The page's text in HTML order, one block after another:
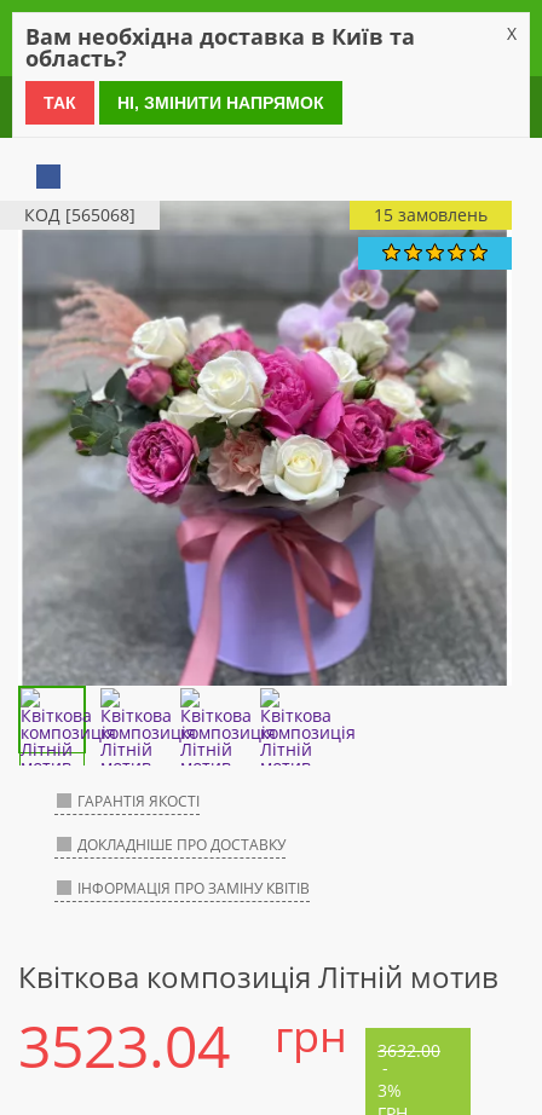
0 800 21 54 55
КОД [565068] 15 замовлень
ГАРАНТІЯ ЯКОСТІ
ДОКЛАДНІШЕ ПРО ДОСТАВКУ
ІНФОРМАЦІЯ ПРО ЗАМІНУ КВІТІВ
Квіткова композиція Літній мотив
3523.04 грн 3632.00
-
3%
Вам необхідна доставка в Київ та
область?
X
ТАК НІ, ЗМІНИТИ НАПРЯМОК